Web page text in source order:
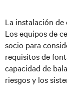
La instalación
Los equipos de
socio para
requisitos de
capacidad de
riesgos y los